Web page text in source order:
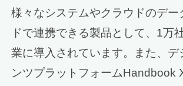
様々なシステムやクラウドのデー
ドで連携できる製品として、1万
業に導入されています。また、デ
ンツプラットフォームHandbook